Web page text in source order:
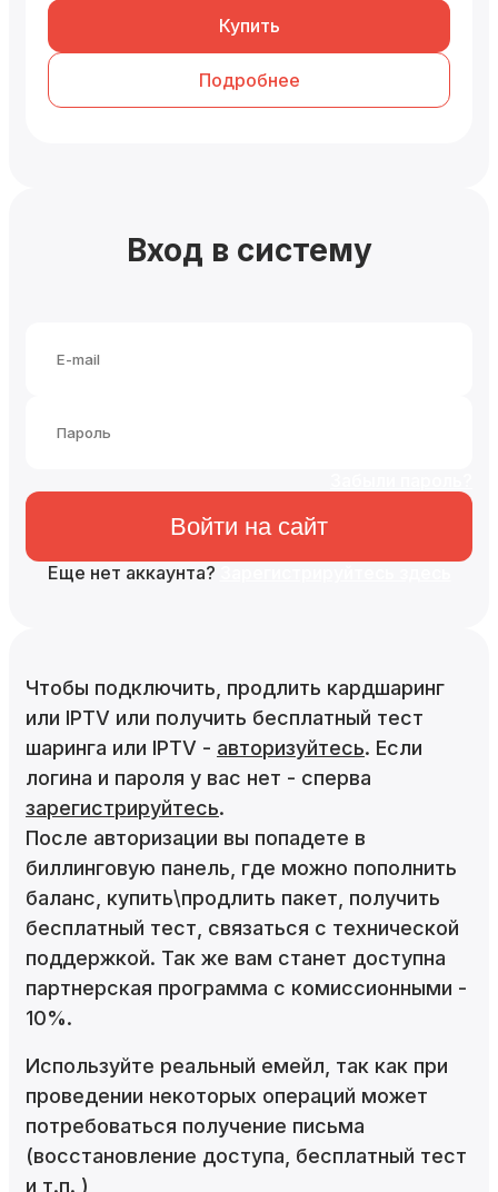
Купить
Подробнее
Вход в систему
Войти на сайт
Еще нет аккаунта?
Чтобы подключить, продлить кардшаринг
или IPTV или получить бесплатный тест
шаринга или IPTV - авторизуйтесь. Если
логина и пароля у вас нет - сперва
зарегистрируйтесь.
После авторизации вы попадете в
биллинговую панель, где можно пополнить
баланс, купить\продлить пакет, получить
бесплатный тест, связаться с технической
поддержкой. Так же вам станет доступна
партнерская программа с комиссионными -
10%.
Используйте реальный емейл, так как при
проведении некоторых операций может
потребоваться получение письма
(восстановление доступа, бесплатный тест
и т.п. )